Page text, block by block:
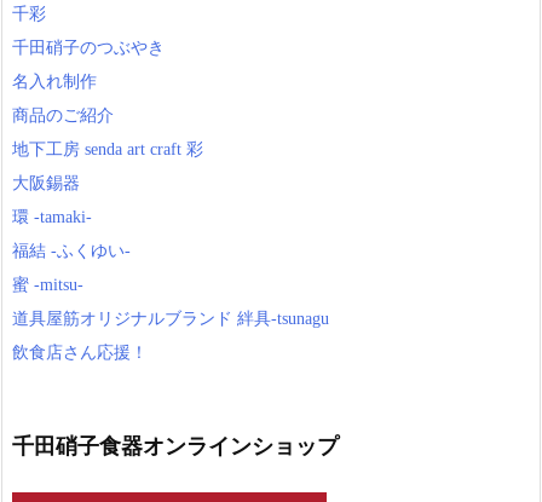
千彩
千田硝子のつぶやき
名入れ制作
商品のご紹介
地下工房 senda art craft 彩
大阪錫器
環 -tamaki-
福結 -ふくゆい-
蜜 -mitsu-
道具屋筋オリジナルブランド 絆具-tsunagu
飲食店さん応援！
千田硝子食器オンラインショップ